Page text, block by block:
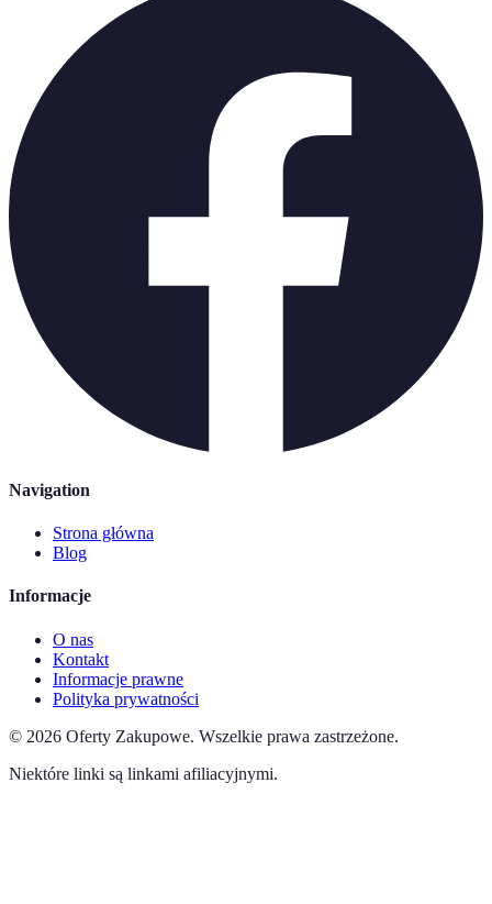
Navigation
Strona główna
Blog
Informacje
O nas
Kontakt
Informacje prawne
Polityka prywatności
© 2026 Oferty Zakupowe. Wszelkie prawa zastrzeżone.
Niektóre linki są linkami afiliacyjnymi.